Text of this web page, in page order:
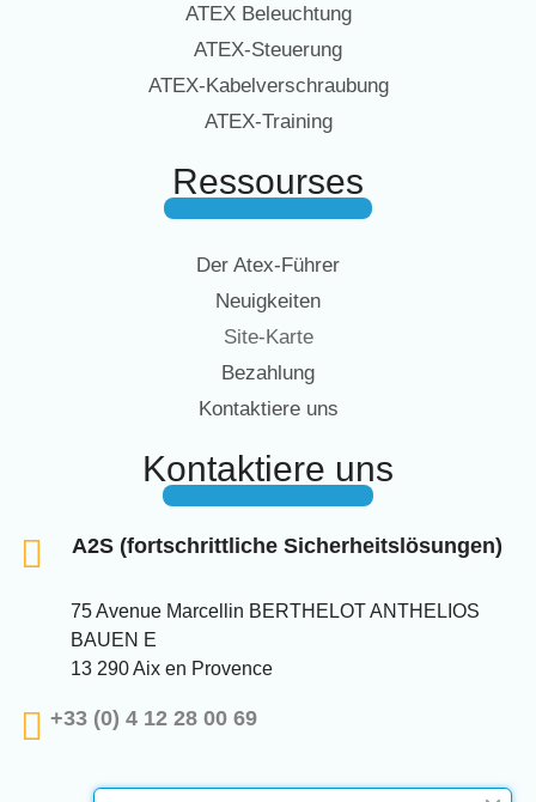
ATEX Beleuchtung
ATEX-Steuerung
ATEX-Kabelverschraubung
ATEX-Training
Ressourses
Der Atex-Führer
Neuigkeiten
Site-Karte
Bezahlung
Kontaktiere uns
Kontaktiere uns
A2S (fortschrittliche Sicherheitslösungen)
75 Avenue Marcellin BERTHELOT ANTHELIOS
BAUEN E
13 290 Aix en Provence
+33 (0) 4 12 28 00 69